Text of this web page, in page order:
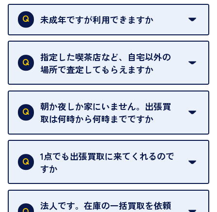
本人確認書類をご用意ください。ご利用になれる書
類はこちらをご確認ください。
未成年ですが利用できますか
18歳未満の方は、保護者の同意があってもご利用い
ただけません。
指定した喫茶店など、自宅以外の
場所で査定してもらえますか
ご自宅以外での査定はお引き受けできません。ご指
定のお店や、ほかのお客様への迷惑となることが考
えられるためです。
朝か夜しか家にいません。出張買
取は何時から何時までですか
ご訪問可能時間は、10時から19時です。
ただし、お品物の種類や量によっては対応させてい
ただくことがあります。
1点でも出張買取に来てくれるので
すか
はい。1点でもお伺いします。
法人です。在庫の一括買取を依頼